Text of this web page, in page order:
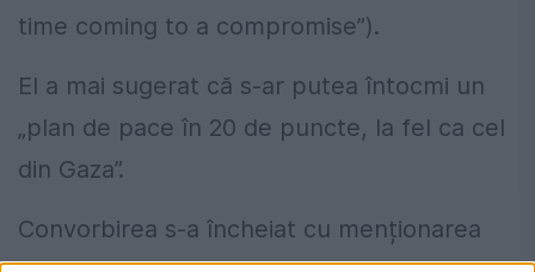
time coming to a compromise”).
El a mai sugerat că s-ar putea întocmi un
„plan de pace în 20 de puncte, la fel ca cel
din Gaza”.
Convorbirea s-a încheiat cu menționarea